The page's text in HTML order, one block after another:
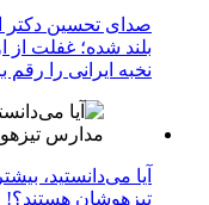
صدای تحسین دکتر
بلند شده؛ غفلت از
نخبه ایرانی را رقم
آیا می‌دانستید،
تیزهوشان هستند؟!